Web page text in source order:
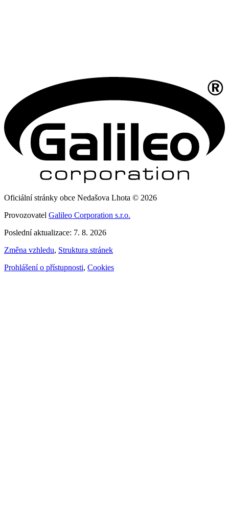
Oficiální stránky obce Nedašova Lhota © 2026
Provozovatel Galileo Corporation s.r.o.
Poslední aktualizace: 7. 8. 2026
Změna vzhledu, Struktura stránek
Prohlášení o přístupnosti, Cookies